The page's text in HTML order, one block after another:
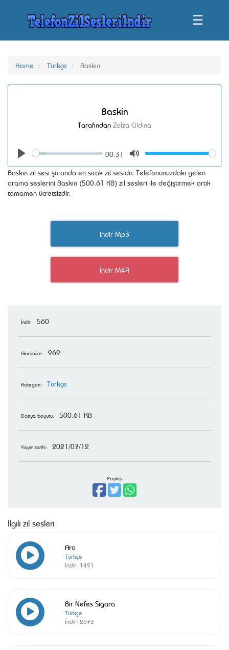
☰
Home Türkçe Baskin
Baskin
Tarafından Zalza Cildina
Seek
00:31
Volume
Baskin zil sesi şu anda en sıcak zil sesidir. Telefonunuzdaki gelen
arama seslerini Baskin (500.61 KB) zil sesleri ile değiştirmek artık
tamamen ücretsizdir.
İndir Mp3
İndir M4R
İndir: 560
Görünüm: 969
Kategori: Türkçe
Dosya boyutu: 500.61 KB
Yayın tarihi: 2021/07/12
Paylaş
İlgili zil sesleri
Ara
Türkçe
İndir: 1491
Bir Nefes Sigara
Türkçe
İndir: 2673